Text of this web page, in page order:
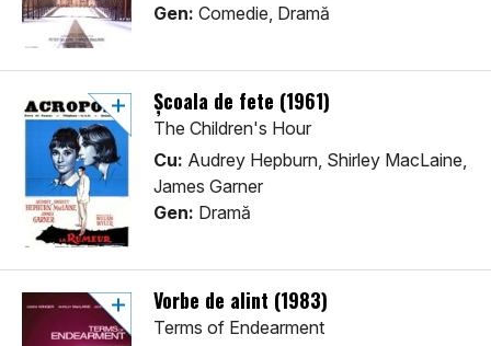
Gen: Comedie, Dramă
Școala de fete (1961)
The Children's Hour
Cu: Audrey Hepburn, Shirley MacLaine,
James Garner
Gen: Dramă
Vorbe de alint (1983)
Terms of Endearment